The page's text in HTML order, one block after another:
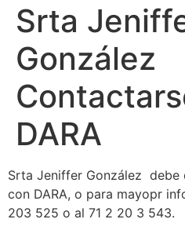
Srta
González
DARA
Srta Jeniffer González debe
con DARA, o para mayopr
203 525 o al 71 2 20 3 543.